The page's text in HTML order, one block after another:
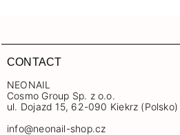
CONTACT
NEONAIL
Cosmo Group Sp. z o.o.
ul. Dojazd 15, 62-090 Kiekrz (Polsko)
info@neonail-shop.cz